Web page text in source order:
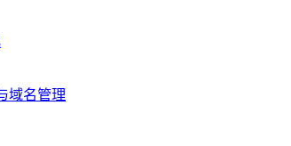
域名管理